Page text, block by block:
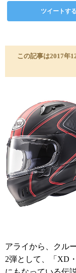
ツイートする
この記事は2017年
アライから、クル
2弾として、「XD